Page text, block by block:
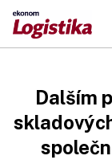
Dalším